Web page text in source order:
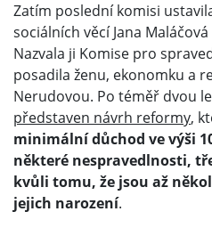
Zatím poslední komisi
sociálních věcí Jana Maláčová
Nazvala ji Komise pro
posadila ženu, ekonomku a
Nerudovou. Po téměř dvou
představen návrh reformy,
minimální důchod ve výši
některé nespravedlnosti,
kvůli tomu, že jsou až
jejich narození.